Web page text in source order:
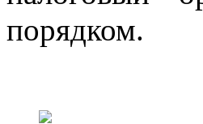
порядком.